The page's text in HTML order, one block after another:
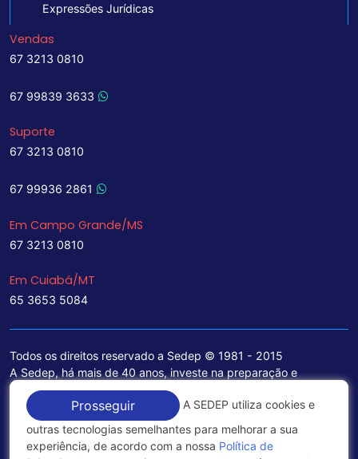
Expressões Jurídicas
Vendas
67 3213 0810
67 99839 3633
Suporte
67 3213 0810
67 99936 2861
Em Campo Grande/MS
67 3213 0810
Em Cuiabá/MT
65 3653 5084
Todos os direitos reservado a Sedep © 1981 - 2015
A Sedep, há mais de 40 anos, investe na preparação e
treinamento de funcionários e na aquisição de tecnologia de
ponta para a ampliação de seu portfólio de serviços voltados
para a área jurídica, que contemplam informações seguras e
excelentes soluções empresariais.
Prosseguir
A SEDEP utiliza cookies e
outras tecnologias semelhantes para melhorar a sua
experiência, de acordo com a nossa Política de